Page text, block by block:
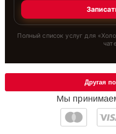
Полный список услуг для «
Мы
Другая